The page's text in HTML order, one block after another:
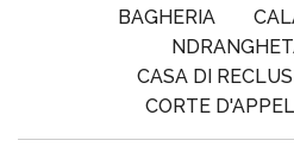
BAGHERIA
CASA DI
CORTE